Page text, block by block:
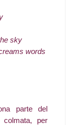
sky
words
parte del
per